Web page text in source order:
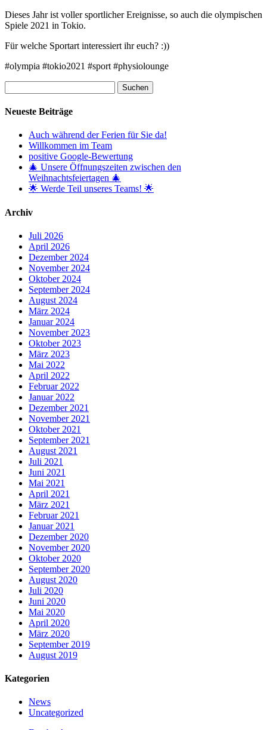
Dieses Jahr ist voller sportlicher Ereignisse, so auch die olympischen
Spiele 2021 in Tokio.
Für welche Sportart interessiert ihr euch? :))
#olympia #tokio2021 #sport #physiolounge
nach:
Neueste Beiträge
Auch während der Ferien für Sie da!
Willkommen im Team
positive Google-Bewertung
🎄 Unsere Öffnungszeiten zwischen den
Weihnachtsfeiertagen 🎄
🌟 Werde Teil unseres Teams! 🌟
Archiv
Juli 2026
April 2026
Dezember 2024
November 2024
Oktober 2024
September 2024
August 2024
März 2024
Januar 2024
November 2023
Oktober 2023
März 2023
Mai 2022
April 2022
Februar 2022
Januar 2022
Dezember 2021
November 2021
Oktober 2021
September 2021
August 2021
Juli 2021
Juni 2021
Mai 2021
April 2021
März 2021
Februar 2021
Januar 2021
Dezember 2020
November 2020
Oktober 2020
September 2020
August 2020
Juli 2020
Juni 2020
Mai 2020
April 2020
März 2020
September 2019
August 2019
Kategorien
News
Uncategorized